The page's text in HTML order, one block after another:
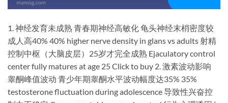
​1. 神经发育未成熟​ ​青春期神经高敏化​ 龟头神经末梢密度较
成人高40% 40% higher nerve density in glans vs adults 射精
控制中枢（大脑皮层）25岁才完全成熟 Ejaculatory control
center fully matures at age 25 Click to buy ​2. 激素波动影响​ ​
睾酮峰值波动​ 青少年期睾酮水平波动幅度达35% 35%
testosterone fluctuation during adolescence 导致性兴奋控